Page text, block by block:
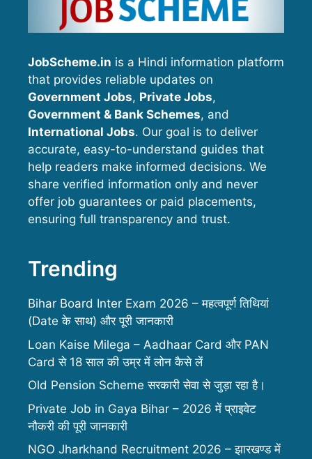
JobScheme.in is a Hindi information platform
that provides reliable updates on
Government Jobs, Private Jobs,
Government & Bank Schemes, and
International Jobs. Our goal is to deliver
accurate, easy-to-understand guides that
help readers make informed decisions. We
share verified information only and never
offer job guarantees or paid placements,
ensuring full transparency and trust.
Trending
Bihar Board Inter Exam 2026 – महत्वपूर्ण तिथियां
(Date के साथ) और पूरी जानकारी
Loan Kaise Milega – Aadhaar Card और PAN
Card से 18 साल की उम्र में लोन कैसे लें
Old Pension Scheme सरकारी सेवा से जुड़ा रहा है।
Private Job in Gaya Bihar – 2026 में प्राइवेट
नौकरी की पूरी जानकारी
NGO Jharkhand Recruitment 2026 – झारखण्ड में